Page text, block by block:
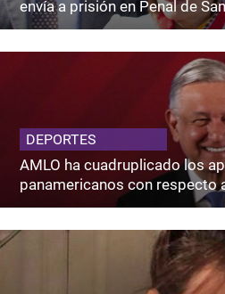
envía a prisión en Penal de
DEPORTES
AMLO ha cuadruplicado los
panamericanos con respecto